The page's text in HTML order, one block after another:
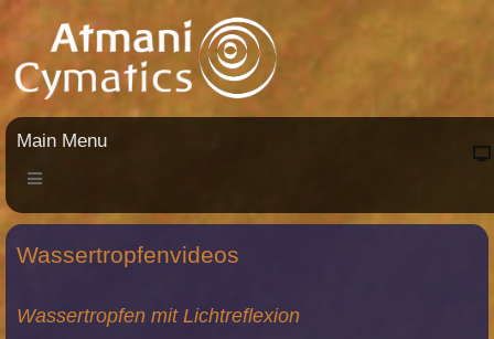
Main Menu
Wassertropfenvideos
Wassertropfen mit Lichtreflexion